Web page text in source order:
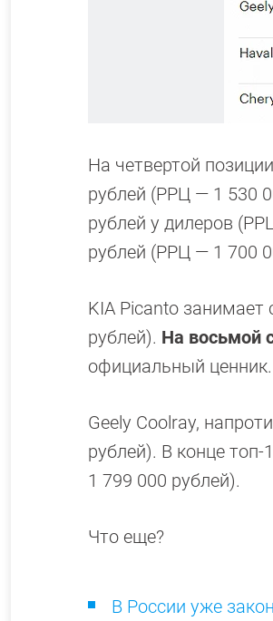
На четвертой
рублей (РРЦ — 1 530
рублей у дилеров
рублей (РРЦ — 1 700
KIA Picanto
рублей). На восьмой
официальный ценник.
Geely Coolray,
рублей). В конце
1 799 000 рублей).
Что еще?
В России уже